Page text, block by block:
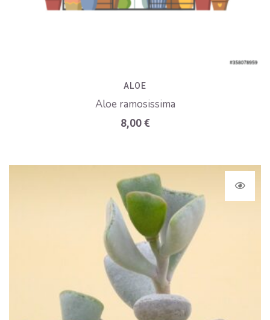
ALOE
Aloe ramosissima
8,00€